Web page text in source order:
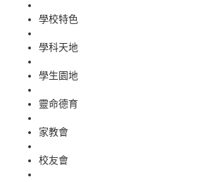
學校特色
學科天地
學生園地
靈命德育
家教會
校友會